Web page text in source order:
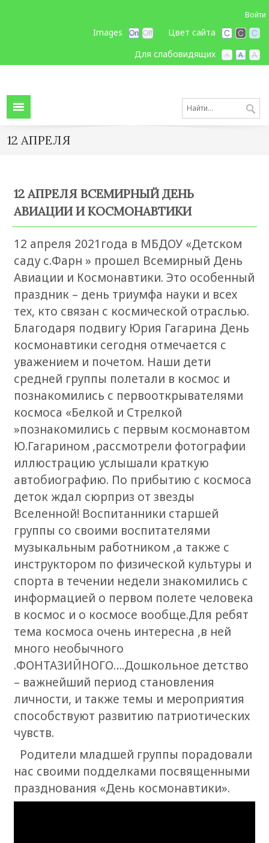
Войти
Цвет сайта
Images
Для слабовидящих
12 АПРЕЛЯ
12 АПРЕЛЯ ВСЕМИРНЫЙ ДЕНЬ
АВИАЦИИ И КОСМОНАВТИКИ
12 апреля 2021года в МБДОУ «Детском
саду с.Фарн » прошел Всемирный День
Авиации и Космонавтики. Это особенный
праздник – день триумфа науки и всех
тех, кто связан с космической отраслью.
Благодаря подвигу Юрия Гагарина День
космонавтики сегодня отмечается с
уважением и почетом. Наши дети
средней группы полетали в космос и
познакомились с первооткрывателями
космоса «Белкой и Стрелкой
»познакомились с первым космонавтом
Ю.Гагарином ,рассмотрели фотографии
иллюстрацию услышали краткую
автобиографию. По прибытию с космоса
деток ждал сюрприз от звезды
Вселенной! Воспитанники старшей
группы со своими воспитателями
музыкальным работником ,а также с
инструктором по физической культуры и
спорта в течении недели знакомились с
информацией о первом полете человека
в космос и о космосе вообще.Для ребят
тема космоса очень интересна ,в ней
много необычного
.ФОНТАЗИЙНОГО….Дошкольное детство
– важнейший период становления
личности, и также темы и мероприятия
способствуют развитию патриотических
чувств.
Родители младшей группы порадовали
нас своими подделками посвященными
празднования «День космонавтики».